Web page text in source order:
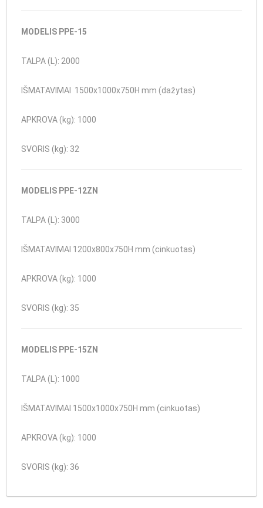
MODELIS PPE-15
TALPA (L): 2000
IŠMATAVIMAI 1500x1000x750H mm (dažytas)
APKROVA (kg): 1000
SVORIS (kg): 32
MODELIS PPE-12ZN
TALPA (L): 3000
IŠMATAVIMAI 1200x800x750H mm (cinkuotas)
APKROVA (kg): 1000
SVORIS (kg): 35
MODELIS PPE-15ZN
TALPA (L): 1000
IŠMATAVIMAI 1500x1000x750H mm (cinkuotas)
APKROVA (kg): 1000
SVORIS (kg): 36